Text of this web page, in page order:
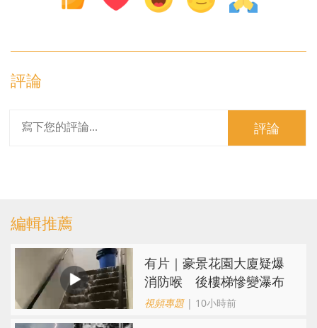
評論
評論
編輯推薦
有片｜豪景花園大廈疑爆
消防喉 後樓梯慘變瀑布
視頻專題| 10小時前